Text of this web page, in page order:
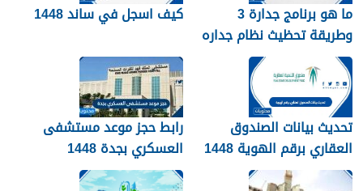
ما هو برنامج جدارة 3
وطريقة تحظيث نظام جداره
1448
كيف اسجل في ساند 1448
تحديث بيانات الصندوق
العقاري برقم الهوية 1448
الرابط والخطوات
رابط حجز موعد مستشفى
العسكري بجدة 1448